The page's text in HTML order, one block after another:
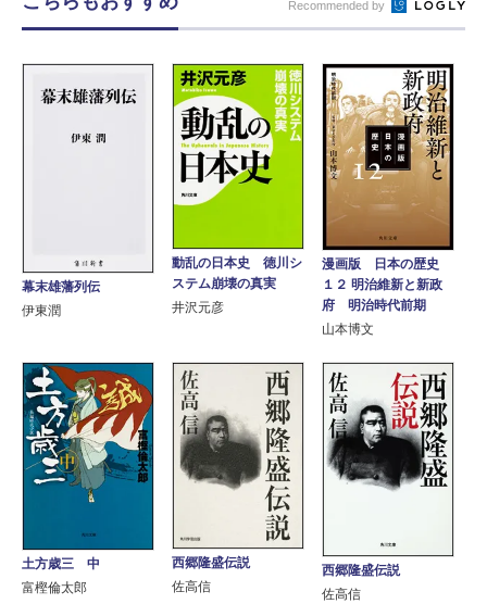
Recommended by
幕末雄藩列伝
伊東潤
動乱の日本史 徳川シ
ステム崩壊の真実
井沢元彦
漫画版 日本の歴史
１２ 明治維新と新政
府 明治時代前期
山本博文
土方歳三 中
富樫倫太郎
西郷隆盛伝説
佐高信
西郷隆盛伝説
佐高信